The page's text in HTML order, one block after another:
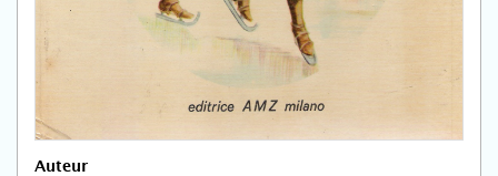
Auteur